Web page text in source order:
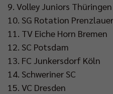
9. ⁠Volley Juniors Thüringen
10. ⁠SG Rotation
11. ⁠TV Eiche Horn Bremen
12. ⁠SC Potsdam
13. ⁠FC Junkersdorf Köln
14. ⁠Schweriner SC
15. ⁠VC Dresden